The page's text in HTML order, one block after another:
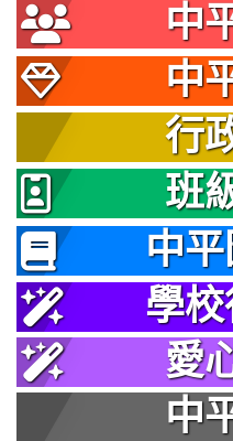
中
中
行
班
中
學
愛
中